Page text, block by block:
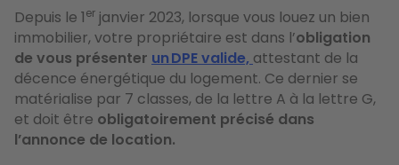
Depuis le 1er janvier 2023, lorsque vous louez un bien
immobilier, votre propriétaire est dans l’obligation
de vous présenter un DPE valide, attestant de la
décence énergétique du logement. Ce dernier se
matérialise par 7 classes, de la lettre A à la lettre G,
et doit être obligatoirement précisé dans
l’annonce de location.